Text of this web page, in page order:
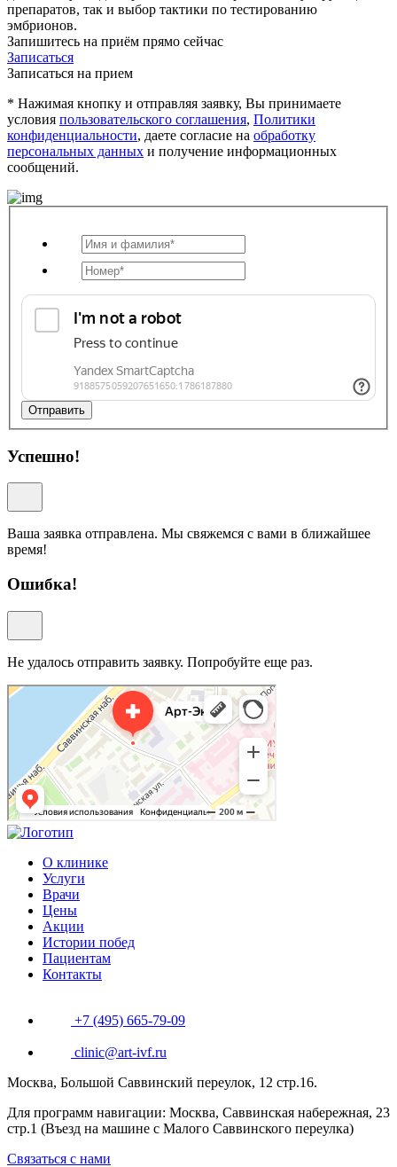
препаратов, так и выбор тактики по тестированию
эмбрионов.
Запишитесь на приём прямо сейчас
Записаться
Записаться на прием
* Нажимая кнопку и отправляя заявку, Вы принимаете
условия пользовательского соглашения, Политики
конфиденциальности, даете согласие на обработку
персональных данных и получение информационных
сообщений.
Отправить
Успешно!
Ваша заявка отправлена. Мы свяжемся с вами в ближайшее
время!
Ошибка!
Не удалось отправить заявку. Попробуйте еще раз.
Арт-Эко
Медцентр, клиника в Москве
Гинекологическая клиника в Москве
О клинике
Услуги
Врачи
Цены
Акции
Истории побед
Пациентам
Контакты
+7 (495) 665-79-09
clinic@art-ivf.ru
Москва, Большой Саввинский переулок, 12 стр.16.
Для программ навигации: Москва, Саввинская набережная, 23
стр.1 (Въезд на машине с Малого Саввинского переулка)
Связаться с нами